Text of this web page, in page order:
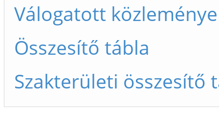
Válogatott
Összesítő tábla
Szakterületi összesítő